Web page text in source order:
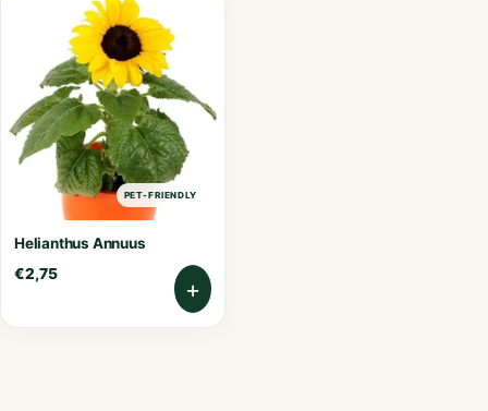
PET-FRIENDLY
Helianthus Annuus
€2,75
+